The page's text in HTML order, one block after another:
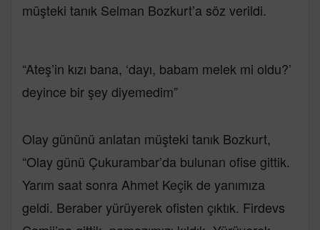
müşteki tanık Selman Bozkurt’a söz verildi.
“Ateş’in kızı bana, ‘dayı, babam melek mi oldu?’
deyince bir şey diyemedim”
Olay gününü anlatan müşteki tanık Bozkurt,
“Olay günü Çukurambar’da bulunan ofise gittik.
Yarım saat sonra Ahmet Keçik de yanımıza
geldi. Beraber yürüyerek ofisten çıktık. Firdevs